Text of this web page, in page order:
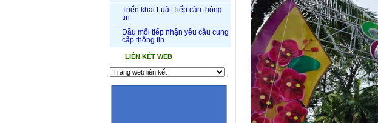
Triển khai Luật Tiếp cận thông
tin
Đầu mối tiếp nhận yêu cầu cung
cấp thông tin
LIÊN KẾT WEB